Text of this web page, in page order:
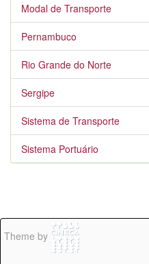
Modal de Transporte
Pernambuco
Rio Grande do Norte
Sergipe
Sistema de Transporte
Sistema Portuário
Theme by